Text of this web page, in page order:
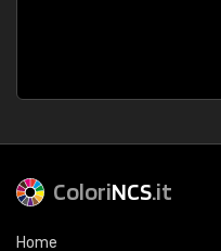
ColoriNCS.it
Home